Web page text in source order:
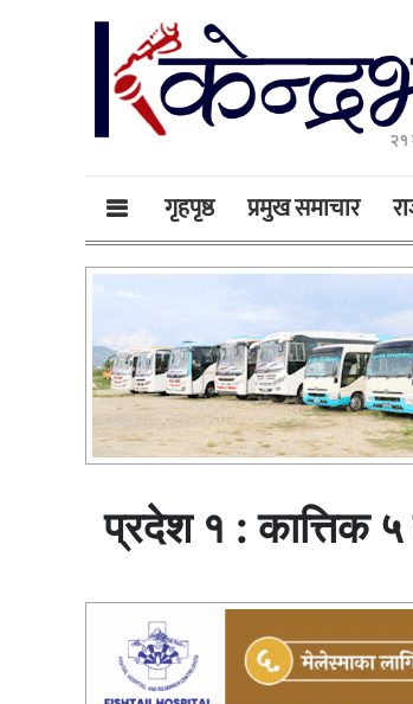
२१
गृहपृष्ठ प्रमुख समाचार
प्रदेश १ : कात्तिक ५